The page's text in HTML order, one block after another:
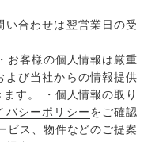
合わせは翌営業日の受
お客様の個人情報は厳重
よび当社からの情報提供
す。 ・個人情報の取り
バシーポリシーをご確認
ビス、物件などのご提案